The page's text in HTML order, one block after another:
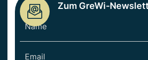
Zum GreWi-